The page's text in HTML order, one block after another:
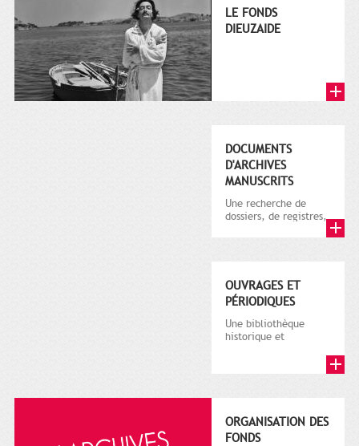
LE FONDS
DIEUZAIDE
DOCUMENTS
D'ARCHIVES
MANUSCRITS
Une recherche de
dossiers, de registres,
OUVRAGES ET
PÉRIODIQUES
Une bibliothèque
historique et
brochures et de
ORGANISATION DES
FONDS